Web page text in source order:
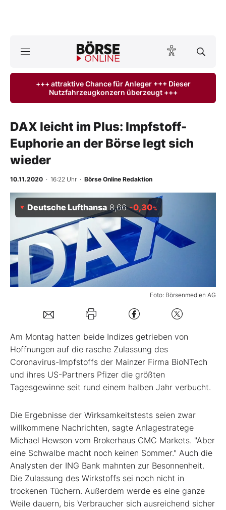
ktuelle Ausgabe BÖRSE ONLINE lesen
Anlageprodukte
Finanz-Check
BO-Musterdepots
Experten
Mein B:O
Mein Konto
Folgen Sie uns
Kontakt
+++ attraktive Chance für Anleger +++ Dieser
Nutzfahrzeugkonzern überzeugt +++
DAX leicht im Plus: Impfstoff-
Euphorie an der Börse legt sich
wieder
10.11.2020 · 16:22 Uhr · Börse Online Redaktion
Foto: Börsenmedien AG
Deutsche Lufthansa 8,66 -0,30%
Am Montag hatten beide Indizes getrieben von
Hoffnungen auf die rasche Zulassung des
Coronavirus-Impfstoffs der Mainzer Firma BioNTech
und ihres US-Partners Pfizer die größten
Tagesgewinne seit rund einem halben Jahr verbucht.
Die Ergebnisse der Wirksamkeitstests seien zwar
willkommene Nachrichten, sagte Anlagestratege
Michael Hewson vom Brokerhaus CMC Markets. "Aber
eine Schwalbe macht noch keinen Sommer." Auch die
Analysten der ING Bank mahnten zur Besonnenheit.
Die Zulassung des Wirkstoffs sei noch nicht in
trockenen Tüchern. Außerdem werde es eine ganze
Weile dauern, bis Verbraucher sich ausreichend sicher